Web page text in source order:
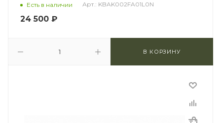
Есть в наличии Арт.: KBAK002FA01L0N
24 500 ₽
В КОРЗИНУ